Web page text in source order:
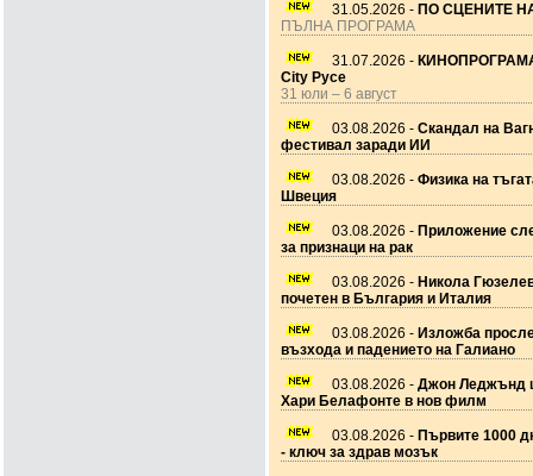
31.05.2026 - ПО СЦЕНИТЕ
ПЪЛНА ПРОГРАМА
31.07.2026 -
City Русе
31 юли – 6 август
03.08.2026 - Скандал на
фестивал заради ИИ
03.08.2026 - Физика на
Швеция
03.08.2026 - Приложение
за признаци на рак
03.08.2026 - Никола
почетен в България и Италия
03.08.2026 - Изложба
възхода и падението на Галиано
03.08.2026 - Джон Леджънд
Хари Белафонте в нов филм
03.08.2026 - Първите 1000
- ключ за здрав мозък